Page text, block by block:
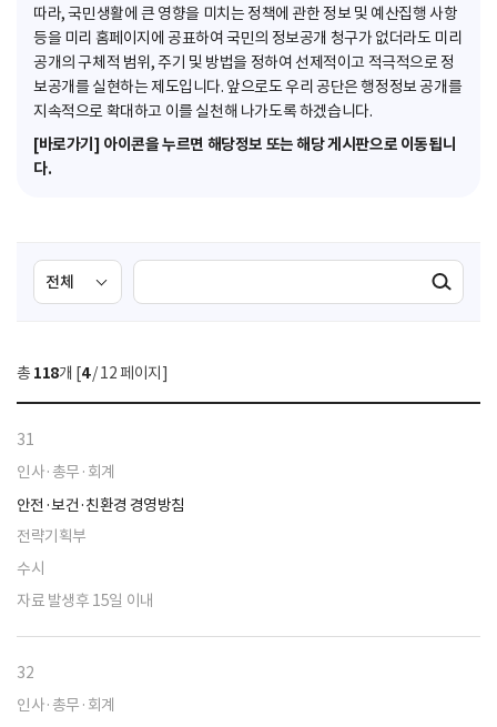
따라, 국민생활에 큰 영향을 미치는 정책에 관한 정보 및 예산집행 사항
등을 미리 홈페이지에 공표하여 국민의 정보공개 청구가 없더라도 미리
공개의 구체적 범위, 주기 및 방법을 정하여 선제적이고 적극적으로 정
보공개를 실현하는 제도입니다. 앞으로도 우리 공단은 행정정보 공개를
지속적으로 확대하고 이를 실천해 나가도록 하겠습니다.
[바로가기] 아이콘을 누르면 해당정보 또는 해당 게시판으로 이동됩니
다.
검
색
선
택
색
검색실행
총 118개 [4/ 12 페이지]
31
인사·총무·회계
안전·보건·친환경 경영방침
전략기획부
수시
자료 발생후 15일 이내
32
인사·총무·회계